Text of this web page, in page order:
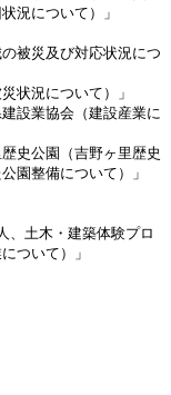
況について）」
災及び対応状況につ
況について）」
業協会（建設産業に
公園（吉野ヶ里歴史
園整備について）」
土木・建築体験プロ
ついて）」